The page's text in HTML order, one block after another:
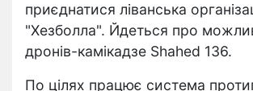
приєднатися ліванська
"Хезболла". Йдеться про
дронів-камікадзе Shahed 136.
По цілях працює система